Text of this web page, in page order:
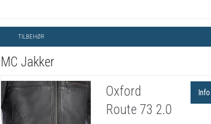
TILBEHØR
MC Jakker
Oxford
Route 73 2.0
Info